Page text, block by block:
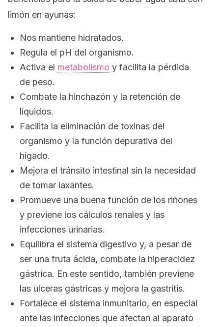
limón en ayunas:
Nos mantiene hidratados.
Regula el pH del organismo.
Activa el metabolismo y facilita la pérdida
de peso.
Combate la hinchazón y la retención de
líquidos.
Facilita la eliminación de toxinas del
organismo y la función depurativa del
hígado.
Mejora el tránsito intestinal sin la necesidad
de tomar laxantes.
Promueve una buena función de los riñones
y previene los cálculos renales y las
infecciones urinarias.
Equilibra el sistema digestivo y, a pesar de
ser una fruta ácida, combate la hiperacidez
gástrica. En este sentido, también previene
las úlceras gástricas y mejora la gastritis.
Fortalece el sistema inmunitario, en especial
ante las infecciones que afectan al aparato